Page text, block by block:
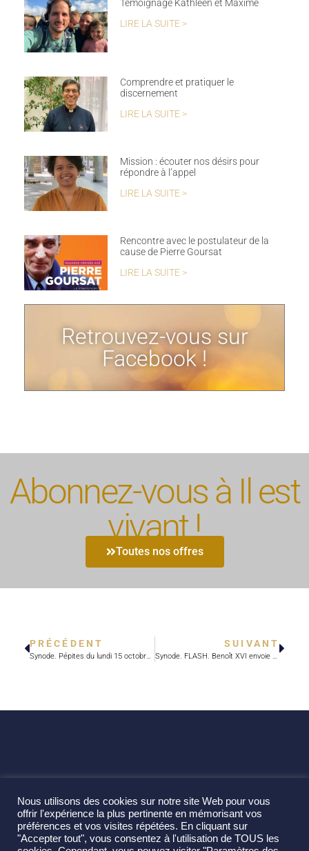
Témoignage Kathleen et Maxime
LIRE LA SUITE >
Comprendre et pratiquer le
discernement
LIRE LA SUITE >
Mission : écouter nos désirs pour
répondre à l’appel
LIRE LA SUITE >
Rencontre avec le postulateur de la
cause de Pierre Goursat
LIRE LA SUITE >
Retrouvez-vous sur
Facebook !
Abonnez-vous à Il est
vivant !
Toutes nos offres
PRÉCÉDENT
Synode. Pépites du lundi 15 octobre. « Les laïcs sont apôtres dans ce monde »
SUIVANT
Synode. FLASH. Benoît XVI envoie une délégation en Syrie
Nous utilisons des cookies sur notre site Web pour vous
offrir l'expérience la plus pertinente en mémorisant vos
préférences et vos visites répétées. En cliquant sur
"Accepter tout", vous consentez à l'utilisation de TOUS les